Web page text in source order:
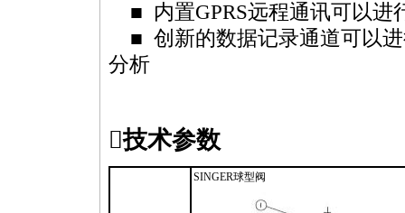
■ 内置GPRS远程通讯可以进
■ 创新的数据记录通道可以
分析
技术参数
SINGER球型阀